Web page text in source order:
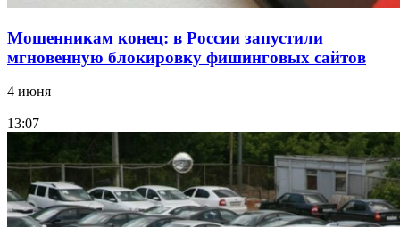
Мошенникам конец: в России запустили
мгновенную блокировку фишинговых сайтов
4 июня
13:07